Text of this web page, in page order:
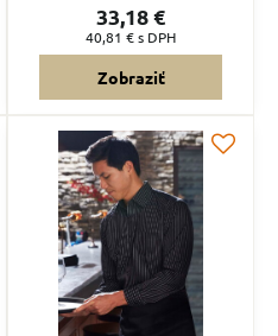
33,18 €
40,81 €s DPH
Zobraziť